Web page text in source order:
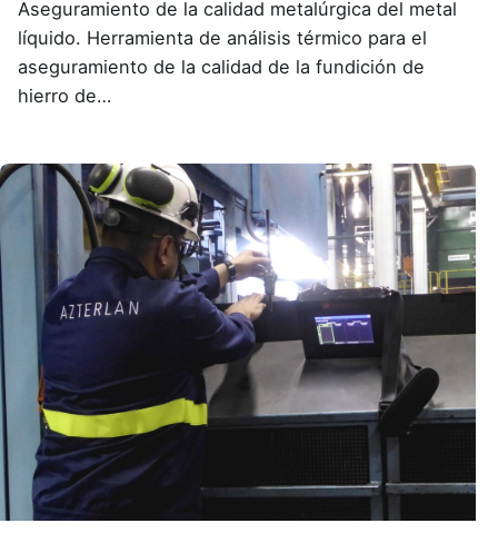
Aseguramiento de la calidad metalúrgica del metal
líquido. Herramienta de análisis térmico para el
aseguramiento de la calidad de la fundición de
hierro de…